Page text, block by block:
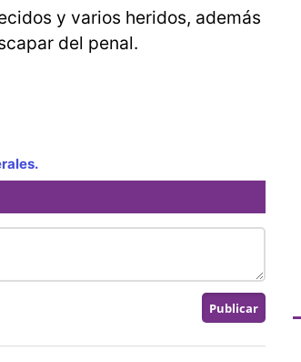
y varios heridos, además
del penal.